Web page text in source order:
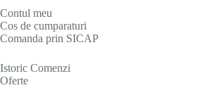
Contul meu
Cos de cumparaturi
Comanda prin SICAP
Istoric Comenzi
Oferte